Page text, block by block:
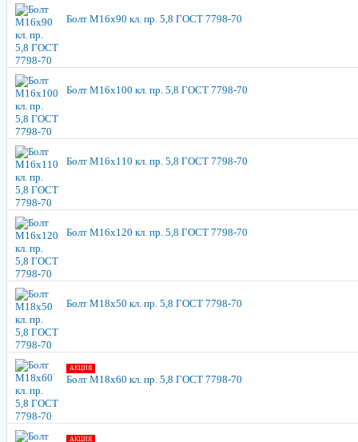
Болт М16х90 кл. пр. 5,8 ГОСТ 7798-70
Болт М16х100 кл. пр. 5,8 ГОСТ 7798-70
Болт М16х110 кл. пр. 5,8 ГОСТ 7798-70
Болт М16х120 кл. пр. 5,8 ГОСТ 7798-70
Болт М18х50 кл. пр. 5,8 ГОСТ 7798-70
АКЦИЯ
Болт М18х60 кл. пр. 5,8 ГОСТ 7798-70
АКЦИЯ